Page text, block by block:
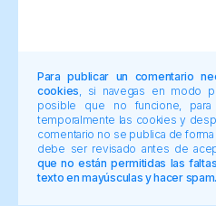
Para publicar un comentario
cookies , si navegas en modo
posible que no funcione, para
temporalmente las cookies y
comentario no se publica de
debe ser revisado antes de
que no están permitidas las
texto en mayúsculas y hacer spam.